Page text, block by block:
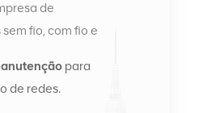
de
fio, com fio e
uma sede
China, realizamos
para
de redes.